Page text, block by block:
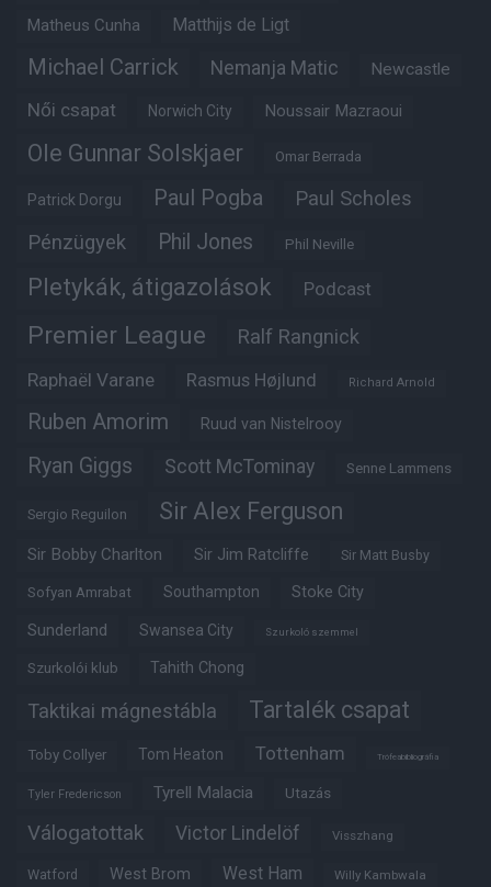
Matheus Cunha Matthijs de Ligt
Michael Carrick Nemanja Matic Newcastle
Női csapat Norwich City Noussair Mazraoui
Ole Gunnar Solskjaer Omar Berrada
Patrick Dorgu Paul Pogba Paul Scholes
Pénzügyek Phil Jones Phil Neville
Pletykák, átigazolások Podcast
Premier League Ralf Rangnick
Raphaël Varane Rasmus Højlund Richard Arnold
Ruben Amorim Ruud van Nistelrooy
Ryan Giggs Scott McTominay Senne Lammens
Sergio Reguilon Sir Alex Ferguson
Sir Bobby Charlton Sir Jim Ratcliffe Sir Matt Busby
Sofyan Amrabat Southampton Stoke City
Sunderland Swansea City Szurkoló szemmel
Szurkolói klub Tahith Chong
Taktikai mágnestábla Tartalék csapat
Toby Collyer Tom Heaton Tottenham Trófeabibliográfia
Tyler Fredericson Tyrell Malacia Utazás
Válogatottak Victor Lindelöf Visszhang
Watford West Brom West Ham Willy Kambwala